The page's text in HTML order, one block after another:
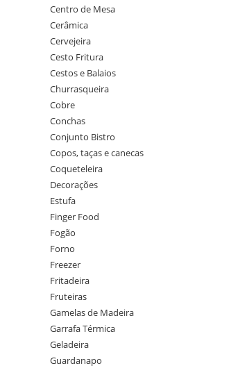
Centro de Mesa
Cerâmica
Cervejeira
Cesto Fritura
Cestos e Balaios
Churrasqueira
Cobre
Conchas
Conjunto Bistro
Copos, taças e canecas
Coqueteleira
Decorações
Estufa
Finger Food
Fogão
Forno
Freezer
Fritadeira
Fruteiras
Gamelas de Madeira
Garrafa Térmica
Geladeira
Guardanapo